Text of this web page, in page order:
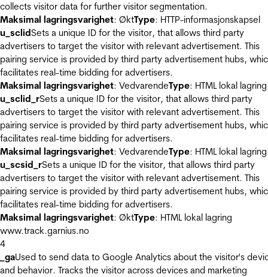
collects visitor data for further visitor segmentation.
Maksimal lagringsvarighet: ØktType: HTTP-informasjonskapsel
u_sclidSets a unique ID for the visitor, that allows third party
advertisers to target the visitor with relevant advertisement. This
pairing service is provided by third party advertisement hubs,
facilitates real-time bidding for advertisers.
Maksimal lagringsvarighet: VedvarendeType: HTML lokal lagring
u_sclid_rSets a unique ID for the visitor, that allows third party
advertisers to target the visitor with relevant advertisement. This
pairing service is provided by third party advertisement hubs,
facilitates real-time bidding for advertisers.
Maksimal lagringsvarighet: VedvarendeType: HTML lokal lagring
u_scsid_rSets a unique ID for the visitor, that allows third party
advertisers to target the visitor with relevant advertisement. This
pairing service is provided by third party advertisement hubs,
facilitates real-time bidding for advertisers.
Maksimal lagringsvarighet: ØktType: HTML lokal lagring
www.track.garnius.no
4
_gaUsed to send data to Google Analytics about the visitor's
and behavior. Tracks the visitor across devices and marketing